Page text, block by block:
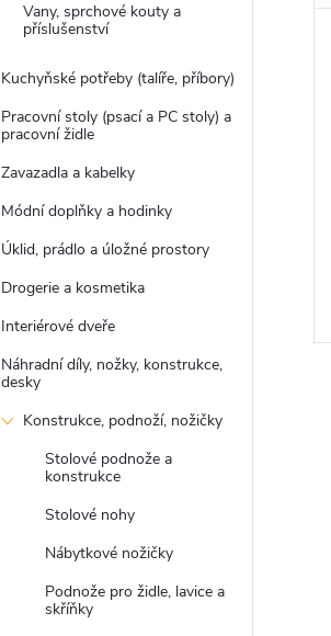
Vany, sprchové kouty a
příslušenství
Kuchyňské potřeby (talíře, příbory)
Pracovní stoly (psací a PC stoly) a
pracovní židle
Zavazadla a kabelky
Módní doplňky a hodinky
Úklid, prádlo a úložné prostory
Drogerie a kosmetika
Interiérové dveře
Náhradní díly, nožky, konstrukce,
desky
Konstrukce, podnoží, nožičky
Stolové podnože a
konstrukce
Stolové nohy
Nábytkové nožičky
Podnože pro židle, lavice a
skříňky